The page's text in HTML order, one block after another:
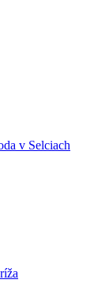
v Selciach